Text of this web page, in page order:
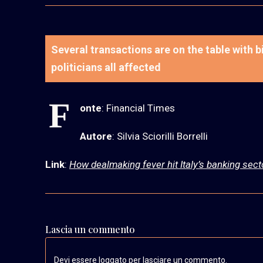
Several transactions are on the table with
politicians all affected
F onte: Financial Times
Autore: Silvia Sciorilli Borrelli
Link: How dealmaking fever hit Italy’s banking
Lascia un commento
Devi essere loggato per lasciare un commento.